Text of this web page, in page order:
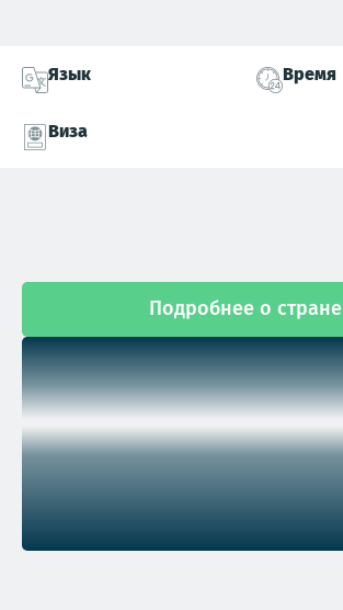
Язык Время
Виза
Подробнее о стране